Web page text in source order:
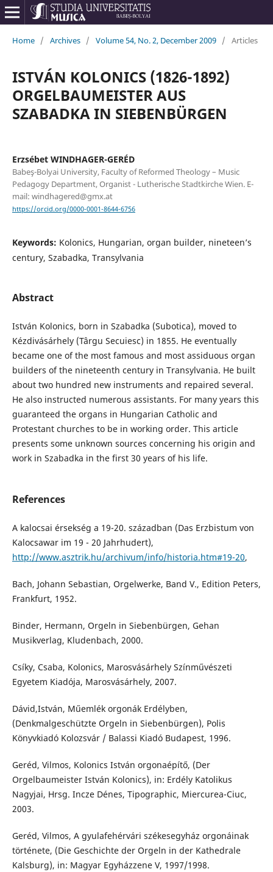
Home / Archives / Volume 54, No. 2, December 2009 / Articles
ISTVÁN KOLONICS (1826-1892)
ORGELBAUMEISTER AUS
SZABADKA IN SIEBENBÜRGEN
Erzsébet WINDHAGER-GERÉD
Babeş-Bolyai University, Faculty of Reformed Theology – Music
Pedagogy Department, Organist - Lutherische Stadtkirche Wien. E-
mail: windhagered@gmx.at
https://orcid.org/0000-0001-8644-6756
Keywords: Kolonics, Hungarian, organ builder, nineteen’s
century, Szabadka, Transylvania
Abstract
István Kolonics, born in Szabadka (Subotica), moved to
Kézdivásárhely (Târgu Secuiesc) in 1855. He eventually
became one of the most famous and most assiduous organ
builders of the nineteenth century in Transylvania. He built
about two hundred new instruments and repaired several.
He also instructed numerous assistants. For many years this
guaranteed the organs in Hungarian Catholic and
Protestant churches to be in working order. This article
presents some unknown sources concerning his origin and
work in Szabadka in the first 30 years of his life.
References
A kalocsai érsekség a 19-20. században (Das Erzbistum von
Kalocsawar im 19 - 20 Jahrhudert),
http://www.asztrik.hu/archivum/info/historia.htm#19-20,
Bach, Johann Sebastian, Orgelwerke, Band V., Edition Peters,
Frankfurt, 1952.
Binder, Hermann, Orgeln in Siebenbürgen, Gehan
Musikverlag, Kludenbach, 2000.
Csíky, Csaba, Kolonics, Marosvásárhely Színművészeti
Egyetem Kiadója, Marosvásárhely, 2007.
Dávid,István, Műemlék orgonák Erdélyben,
(Denkmalgeschützte Orgeln in Siebenbürgen), Polis
Könyvkiadó Kolozsvár / Balassi Kiadó Budapest, 1996.
Geréd, Vilmos, Kolonics István orgonaépítő, (Der
Orgelbaumeister István Kolonics), in: Erdély Katolikus
Nagyjai, Hrsg. Incze Dénes, Tipographic, Miercurea-Ciuc,
2003.
Geréd, Vilmos, A gyulafehérvári székesegyház orgonáinak
története, (Die Geschichte der Orgeln in der Kathedrale
Kalsburg), in: Magyar Egyházzene V, 1997/1998.